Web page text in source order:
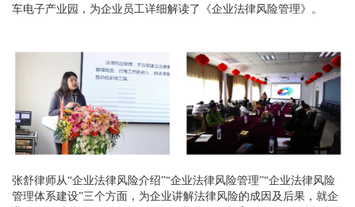
车电子产业园，为企业员工详细解读了《企业法律风险管理》。
张舒律师从“企业法律风险介绍”“企业法律风险管理”“企业法律风险
管理体系建设”三个方面，为企业讲解法律风险的成因及后果，就企